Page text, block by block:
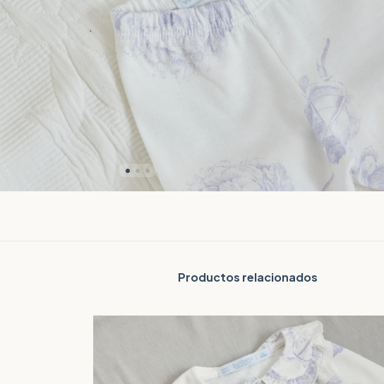
Productos relacionados